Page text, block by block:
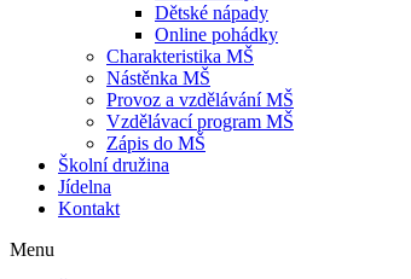
Dětské nápady
Online pohádky
Charakteristika MŠ
Nástěnka MŠ
Provoz a vzdělávání MŠ
Vzdělávací program MŠ
Zápis do MŠ
Školní družina
Jídelna
Kontakt
Menu